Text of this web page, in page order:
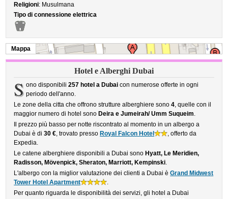
Religioni: Musulmana
Tipo di connessione elettrica
Mappa
Hotel e Alberghi Dubai
S ono disponibili 257 hotel a Dubaicon numerose offerte in ogni
periodo dell'anno.
Le zone della citta che offrono strutture alberghiere sono4, quelle con il
maggior numero di hotel sono Deira e Jumeirah/ Umm Suqueim.
Il prezzo più basso per notte riscontrato al momento in un albergo a
Dubai è di30 €, trovato presso Royal Falcon Hotel
, offerto da
Expedia.
Le catene alberghiere disponibili a Dubai sono Hyatt, Le Meridien,
Radisson, Mövenpick, Sheraton, Marriott, Kempinski.
L'albergo con la miglior valutazione dei clienti a Dubai èGrand Midwest
Tower Hotel Apartment
.
Per quanto riguarda le disponibilità dei servizi, gli hotel a Dubai